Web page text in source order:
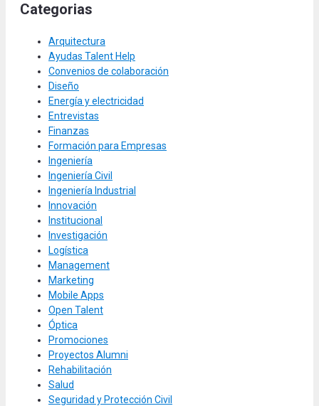
Categorias
Arquitectura
Ayudas Talent Help
Convenios de colaboración
Diseño
Energía y electricidad
Entrevistas
Finanzas
Formación para Empresas
Ingeniería
Ingeniería Civil
Ingeniería Industrial
Innovación
Institucional
Investigación
Logística
Management
Marketing
Mobile Apps
Open Talent
Óptica
Promociones
Proyectos Alumni
Rehabilitación
Salud
Seguridad y Protección Civil